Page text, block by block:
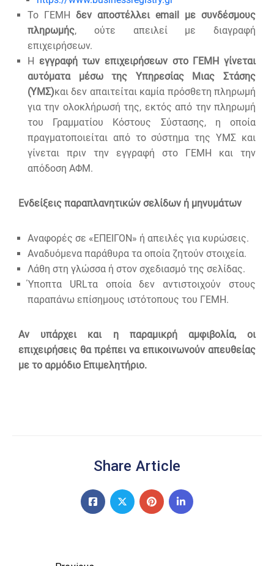
Το ΓΕΜΗ δεν αποστέλλει email με συνδέσμους
πληρωμής, ούτε απειλεί με διαγραφή
επιχειρήσεων.
Η εγγραφή των επιχειρήσεων στο ΓΕΜΗ γίνεται
αυτόματα μέσω της Υπηρεσίας Μιας Στάσης
(ΥΜΣ)και δεν απαιτείται καμία πρόσθετη πληρωμή
για την ολοκλήρωσή της, εκτός από την πληρωμή
του Γραμματίου Κόστους Σύστασης, η οποία
πραγματοποιείται από το σύστημα της ΥΜΣ και
γίνεται πριν την εγγραφή στο ΓΕΜΗ και την
απόδοση ΑΦΜ.
Ενδείξεις παραπλανητικών σελίδων ή μηνυμάτων
Αναφορές σε «ΕΠΕΙΓΟΝ» ή απειλές για κυρώσεις.
Αναδυόμενα παράθυρα τα οποία ζητούν στοιχεία.
Λάθη στη γλώσσα ή στον σχεδιασμό της σελίδας.
Ύποπτα URLτα οποία δεν αντιστοιχούν στους
παραπάνω επίσημους ιστότοπους του ΓΕΜΗ.
Αν υπάρχει και η παραμικρή αμφιβολία, οι
επιχειρήσεις θα πρέπει να επικοινωνούν απευθείας
με το αρμόδιο Επιμελητήριο.
Share Article